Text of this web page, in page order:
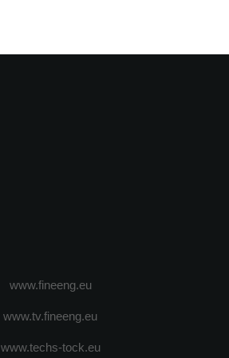
www.fineeng.eu
www.tv.fineeng.eu
www.techs-tock.eu